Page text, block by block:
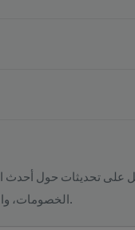
على تحديثات حول أحدث
الخصومات، والعروض المخصصة.